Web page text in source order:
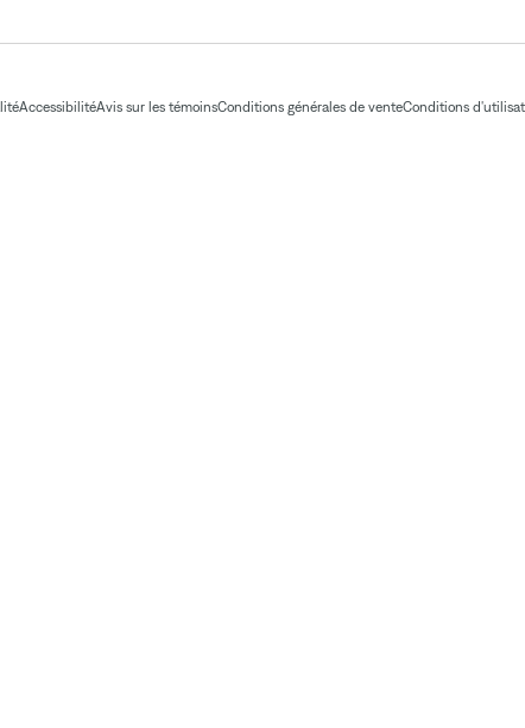
AccessibilitéAvis sur les témoinsConditions générales de venteConditions